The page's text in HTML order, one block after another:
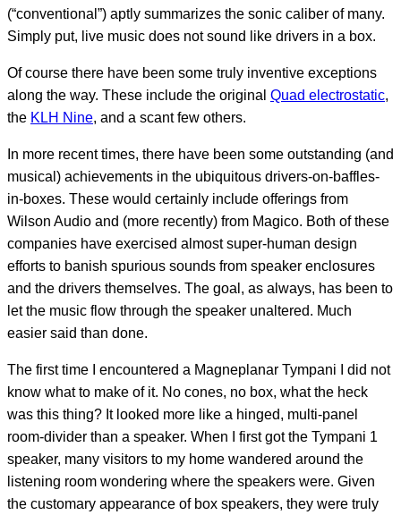
(“conventional”) aptly summarizes the sonic caliber of many.
Simply put, live music does not sound like drivers in a box.
Of course there have been some truly inventive exceptions
along the way. These include the original Quad electrostatic,
the KLH Nine, and a scant few others.
In more recent times, there have been some outstanding (and
musical) achievements in the ubiquitous drivers-on-baffles-
in-boxes. These would certainly include offerings from
Wilson Audio and (more recently) from Magico. Both of these
companies have exercised almost super-human design
efforts to banish spurious sounds from speaker enclosures
and the drivers themselves. The goal, as always, has been to
let the music flow through the speaker unaltered. Much
easier said than done.
The first time I encountered a Magneplanar Tympani I did not
know what to make of it. No cones, no box, what the heck
was this thing? It looked more like a hinged, multi-panel
room-divider than a speaker. When I first got the Tympani 1
speaker, many visitors to my home wandered around the
listening room wondering where the speakers were. Given
the customary appearance of box speakers, they were truly